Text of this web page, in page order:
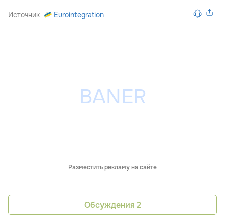
Источник Eurointegration
Разместить рекламу на сайте
Обсуждения 2